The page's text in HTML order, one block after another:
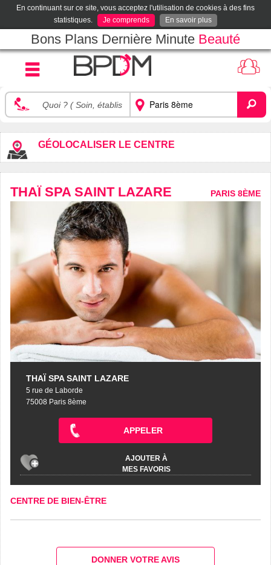
En continuant sur ce site, vous acceptez l'utilisation de cookies à des fins
statistiques.
Je comprends En savoir plus
Bons Plans Dernière Minute Beauté
GÉOLOCALISER LE CENTRE
THAÏ SPA SAINT LAZARE PARIS 8ÈME
THAÏ SPA SAINT LAZARE
5 rue de Laborde
75008 Paris 8ème
APPELER
AJOUTER À
MES FAVORIS
CENTRE DE BIEN-ÊTRE
DONNER VOTRE AVIS